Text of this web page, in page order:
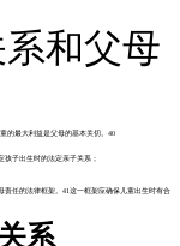
和父母
的最大利益是父母的基本关切。40
孩子出生时的法定亲子关系；
任的法律框架。41这一框架应确保儿童出生时有合
系